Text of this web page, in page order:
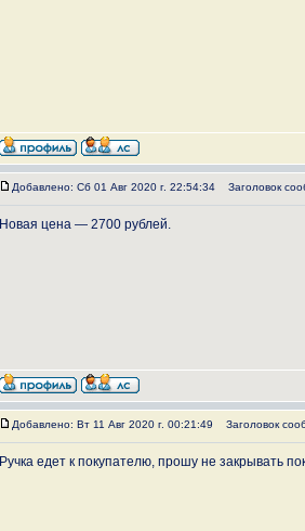
Добавлено: Сб 01 Авг 2020 г. 22:54:34 Заголовок
Новая цена — 2700 рублей.
Добавлено: Вт 11 Авг 2020 г. 00:21:49 Заголовок
Ручка едет к покупателю, прошу не закрывать